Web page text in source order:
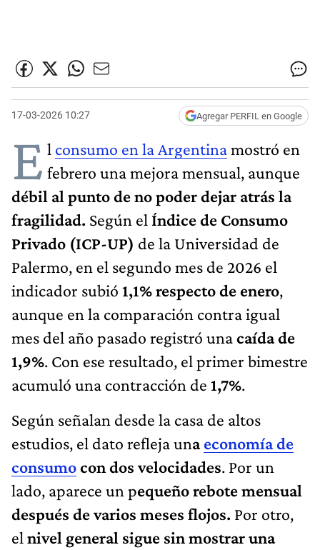
17-03-2026 10:27 Agregar PERFIL en Google
E l consumo en la Argentinamostró en
febrero una mejora mensual, aunque
débil al punto de no poder dejar atrás la
fragilidad. Según el Índice de Consumo
Privado (ICP-UP) de la Universidad de
Palermo, en el segundo mes de 2026 el
indicador subió 1,1% respecto de enero,
aunque en la comparación contra igual
mes del año pasado registró unacaída de
1,9%. Con ese resultado, el primer bimestre
acumuló una contracción de 1,7%.
Según señalan desde la casa de altos
estudios, el dato refleja unaeconomía de
consumocon dos velocidades. Por un
lado, aparece un pequeño rebote mensual
después de varios meses flojos. Por otro,
el nivel general sigue sin mostrar una